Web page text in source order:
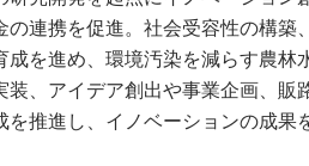
の連携を促進。社会受容性の構築
成を進め、環境汚染を減らす農林
装、アイデア創出や事業企画、販
を推進し、イノベーションの成果